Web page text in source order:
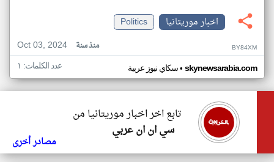
اخبار موريتانيا
Politics
Oct 03, 2024
منذ سنة BY84XM
سكاي نيوز عربية• skynewsarabia.com عدد الكلمات: ١
تابع اخر اخبار موريتانيا من
سي ان ان عربي
مصادر أخرى